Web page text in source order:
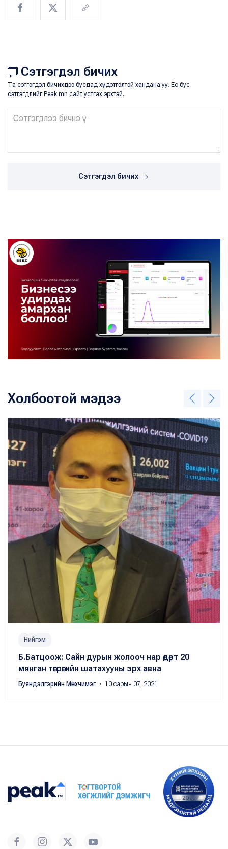
Сэтгэгдэл бичих
Та сэтгэгдэл бичихдээ бусдад хүндэтгэлтэй хандана уу. Ёс бус
сэтгэгдлийг Peak.mn сайт устгах эрхтэй.
Сэтгэгдэл бичих
Холбоотой мэдээ
Нийгэм
Б.Батцоож: Сайн дурын жолооч нар өдөрт 20
мянган төгрөгийн шатахууны эрх авна
Буяндэлгэрийн Мөнхчимэг ・ 10 сарын 07, 2021